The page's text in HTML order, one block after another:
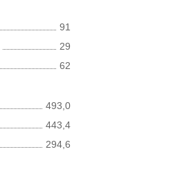
91
29
62
493,0
443,4
294,6